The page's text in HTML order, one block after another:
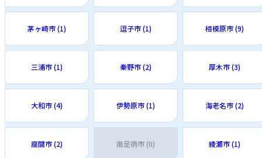
茅ヶ崎市 (1) 逗子市 (1) 相模原市 (9)
三浦市 (1) 秦野市 (2) 厚木市 (3)
大和市 (4) 伊勢原市 (1) 海老名市 (2)
座間市 (2) 南足柄市 (0) 綾瀬市 (1)